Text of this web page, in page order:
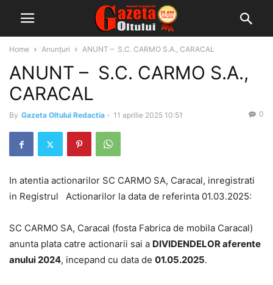
Home Anunțuri ANUNT – S.C. CARMO S.A., CARACAL
ANUNT – S.C. CARMO S.A.,
CARACAL
By Gazeta Oltului Redactia - 11 aprilie 2025 10:51 0
In atentia actionarilor SC CARMO SA, Caracal, inregistrati
in Registrul Actionarilor la data de referinta 01.03.2025:
SC CARMO SA, Caracal (fosta Fabrica de mobila Caracal)
anunta plata catre actionarii sai a DIVIDENDELOR aferente
anului 2024, incepand cu data de 01.05.2025.